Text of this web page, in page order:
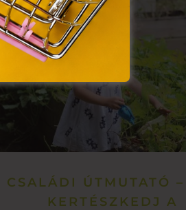
CSALÁDI ÚTMUTATÓ
KERTÉSZKEDJ A